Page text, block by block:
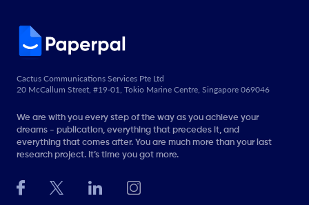
Cactus Communications Services Pte Ltd
20 McCallum Street, #19-01, Tokio Marine Centre, Singapore 069046
We are with you every step of the way as you achieve your
dreams - publication, everything that precedes it, and
everything that comes after. You are much more than your last
research project. It’s time you got more.